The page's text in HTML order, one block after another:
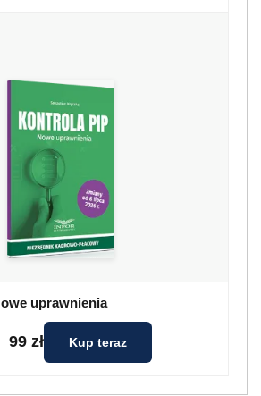
uprawnienia
99 zł Kup teraz